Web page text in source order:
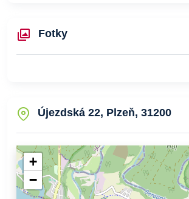
Fotky
Újezdská 22, Plzeň, 31200
+
−